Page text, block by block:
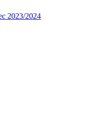
2023/2024